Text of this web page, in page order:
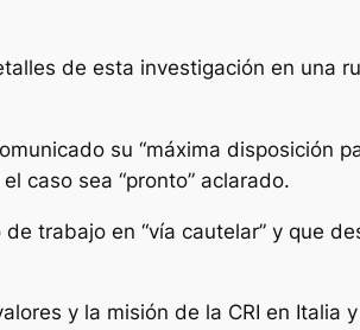
de esta investigación en una
su “máxima disposición
caso sea “pronto” aclarado.
trabajo en “vía cautelar” y que
y la misión de la CRI en Italia